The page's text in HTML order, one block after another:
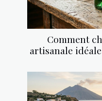
Comment
artisanale